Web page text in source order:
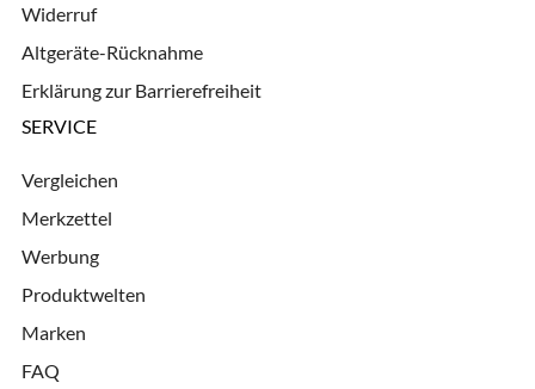
Widerruf
Altgeräte-Rücknahme
Erklärung zur Barrierefreiheit
SERVICE
Vergleichen
Merkzettel
Werbung
Produktwelten
Marken
FAQ